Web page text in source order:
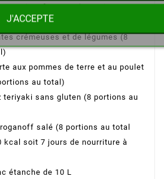
au fromage (8 portions au
crémeuses et de légumes (8
aux pommes de terre et au poulet
au total)
teriyaki sans gluten (8 portions au
salé (8 portions au total
kcal soit 7 jours de nourriture à
étanche de 10 L
J'ACCEPTE